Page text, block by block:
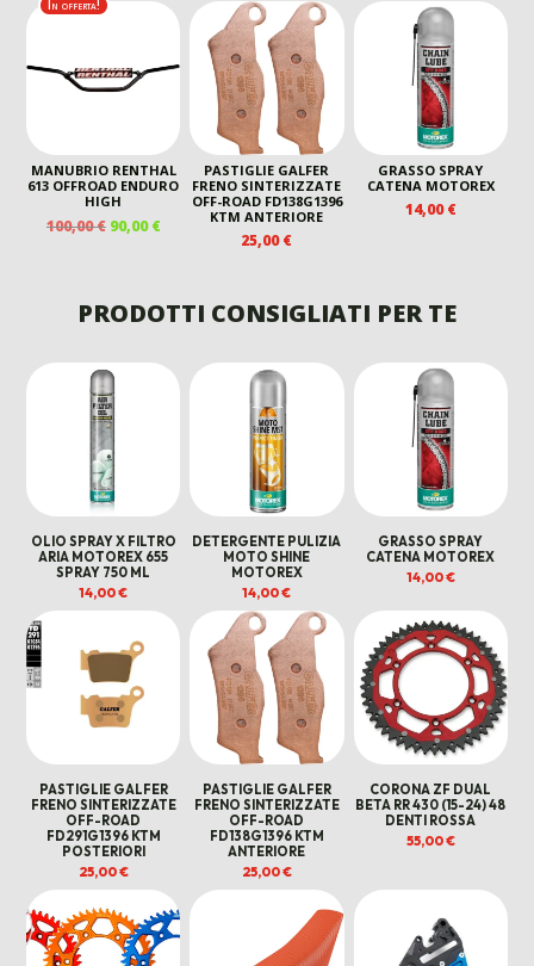
ORIGINALE
109,00 €.
ATTUALE
80,00 €.
ERA:
190,00 €.
È:
In offerta!
MANUBRIO RENTHAL
613 OFFROAD ENDURO
HIGH
100,00€ IL
100,00 €.
90,00€IL
90,00 €.
PASTIGLIE GALFER
FRENO SINTERIZZATE
OFF-ROAD FD138G1396
KTM ANTERIORE
25,00€
GRASSO SPRAY
CATENA MOTOREX
14,00€
PRODOTTI CONSIGLIATI PER TE
OLIO SPRAY X FILTRO
ARIA MOTOREX 655
SPRAY 750 ML
14,00€
DETERGENTE PULIZIA
MOTO SHINE
MOTOREX
14,00€
GRASSO SPRAY
CATENA MOTOREX
14,00€
PASTIGLIE GALFER
FRENO SINTERIZZATE
OFF-ROAD
FD291G1396 KTM
POSTERIORI
25,00€
PASTIGLIE GALFER
FRENO SINTERIZZATE
OFF-ROAD
FD138G1396 KTM
ANTERIORE
25,00€
CORONA ZF DUAL
BETA RR 430 (15-24) 48
DENTI ROSSA
55,00€